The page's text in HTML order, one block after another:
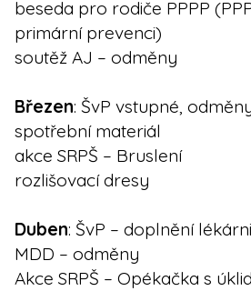
beseda pro rodiče PPPP
primární prevenci)
soutěž AJ – odměny
Březen: ŠvP vstupné,
spotřební materiál
akce SRPŠ – Bruslení
rozlišovací dresy
Duben: ŠvP – doplnění
MDD – odměny
Akce SRPŠ – Opékačka s